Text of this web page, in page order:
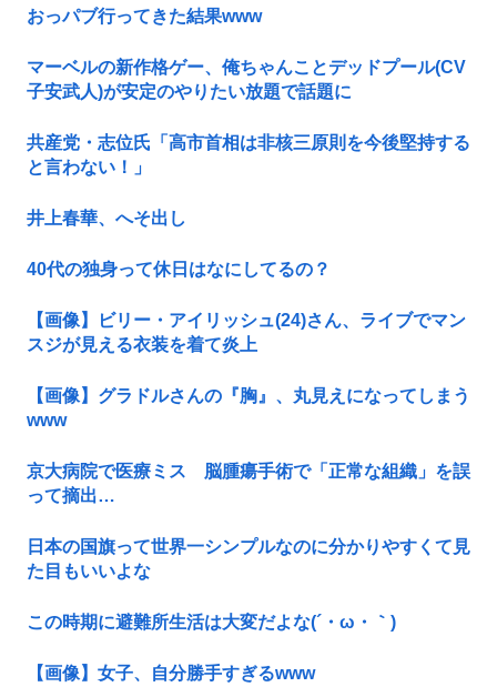
おっパブ行ってきた結果www
マーベルの新作格ゲー、俺ちゃんことデッドプール(CV
子安武人)が安定のやりたい放題で話題に
共産党・志位氏「高市首相は非核三原則を今後堅持する
と言わない！」
井上春華、へそ出し
40代の独身って休日はなにしてるの？
【画像】ビリー・アイリッシュ(24)さん、ライブでマン
スジが見える衣装を着て炎上
【画像】グラドルさんの『胸』、丸見えになってしまう
www
京大病院で医療ミス 脳腫瘍手術で「正常な組織」を誤
って摘出…
日本の国旗って世界一シンプルなのに分かりやすくて見
た目もいいよな
この時期に避難所生活は大変だよな(´・ω・｀)
【画像】女子、自分勝手すぎるwww